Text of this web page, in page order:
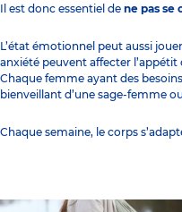
Il est donc essentiel de ne pas se
L’état émotionnel peut aussi
anxiété peuvent affecter
Chaque femme ayant des
bienveillant d’une sage-femme
Chaque semaine, le corps